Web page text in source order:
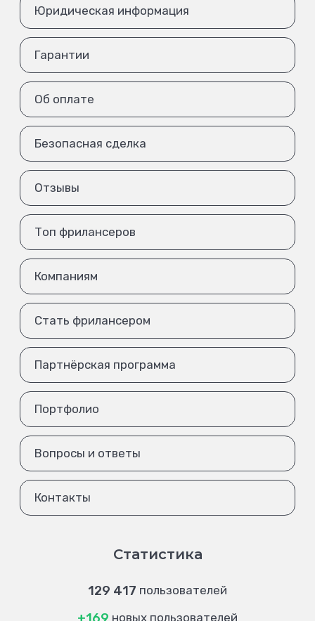
Юридическая информация
Гарантии
Об оплате
Безопасная сделка
Отзывы
Топ фрилансеров
Компаниям
Стать фрилансером
Партнёрская программа
Портфолио
Вопросы и ответы
Контакты
Статистика
129 417 пользователей
новых пользователей